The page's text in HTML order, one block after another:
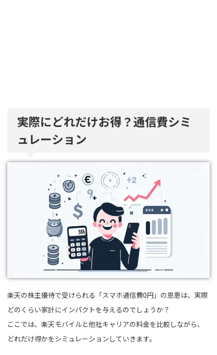
実際にどれだけお得？通信費シミ
ュレーション
楽天の株主優待で受けられる「スマホ通信費0円」の恩恵は、実際
どのくらい家計にインパクトを与えるのでしょうか？
ここでは、楽天モバイルと他社キャリアの料金を比較しながら、
どれだけ得かをシミュレーションしていきます。